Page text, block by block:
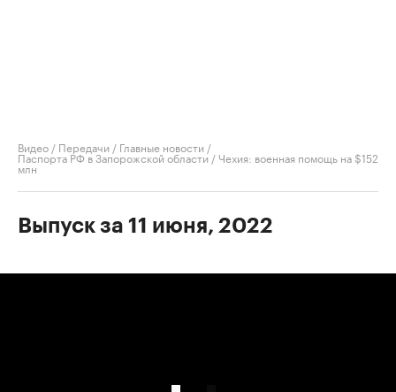
Видео / Передачи / Главные новости /
Паспорта РФ в Запорожской области / Чехия: военная помощь на $152
млн
Выпуск за 11 июня, 2022